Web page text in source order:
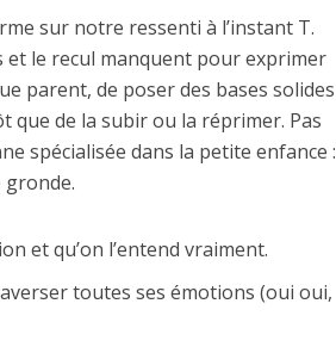
sur notre ressenti à l’instant T.
et le recul manquent pour exprimer
parent, de poser des bases solides
que de la subir ou la réprimer. Pas
spécialisée dans la petite enfance :
et qu’on l’entend vraiment.
toutes ses émotions (oui oui,